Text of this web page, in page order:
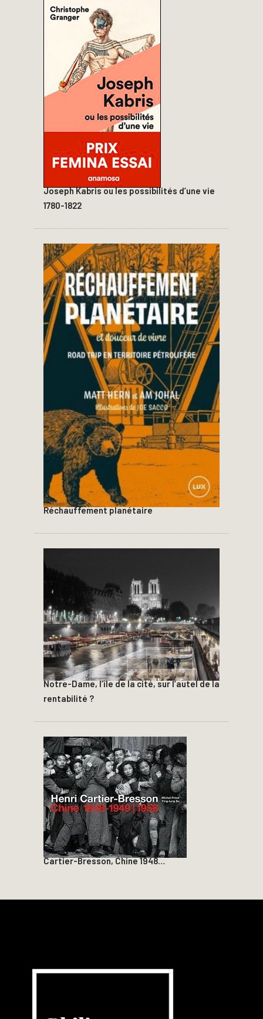
Joseph Kabris ou les possibilités d’une vie
1780-1822
Réchauffement planétaire
Notre-Dame, l’île de la cité, sur l’autel de la
rentabilité ?
Cartier-Bresson, Chine 1948…